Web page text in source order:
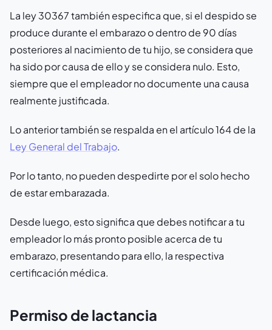
La ley 30367 también especifica que, si el despido se
produce durante el embarazo o dentro de 90 días
posteriores al nacimiento de tu hijo, se considera que
ha sido por causa de ello y se considera nulo. Esto,
siempre que el empleador no documente una causa
realmente justificada.
Lo anterior también se respalda en el artículo 164 de la
Ley General del Trabajo.
Por lo tanto, no pueden despedirte por el solo hecho
de estar embarazada.
Desde luego, esto significa que debes notificar a tu
empleador lo más pronto posible acerca de tu
embarazo, presentando para ello, la respectiva
certificación médica.
Permiso de lactancia